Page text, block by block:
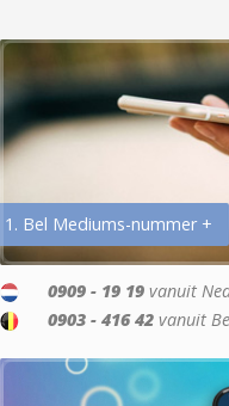
1. Bel Mediums-nummer +
0909 - 19 19 vanuit
0903 - 416 42 vanuit